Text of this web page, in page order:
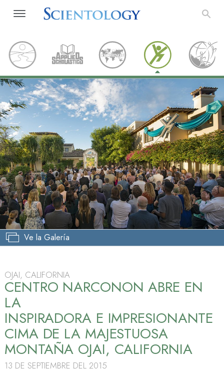
Ve la Galería
OJAI, CALIFORNIA
CENTRO NARCONON ABRE EN
LA
INSPIRADORA E IMPRESIONANTE
CIMA DE LA MAJESTUOSA
MONTAÑA OJAI, CALIFORNIA
13 DE SEPTIEMBRE DEL 2015